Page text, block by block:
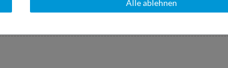
Über 98% positive
Bewertungen
Alle ablehnen